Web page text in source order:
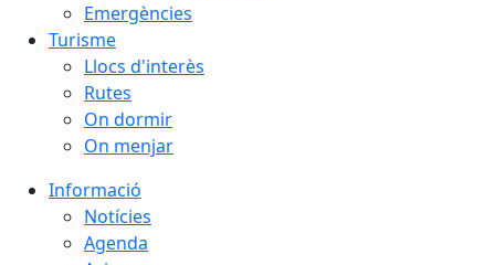
Emergències
Turisme
Llocs d'interès
Rutes
On dormir
On menjar
Informació
Notícies
Agenda